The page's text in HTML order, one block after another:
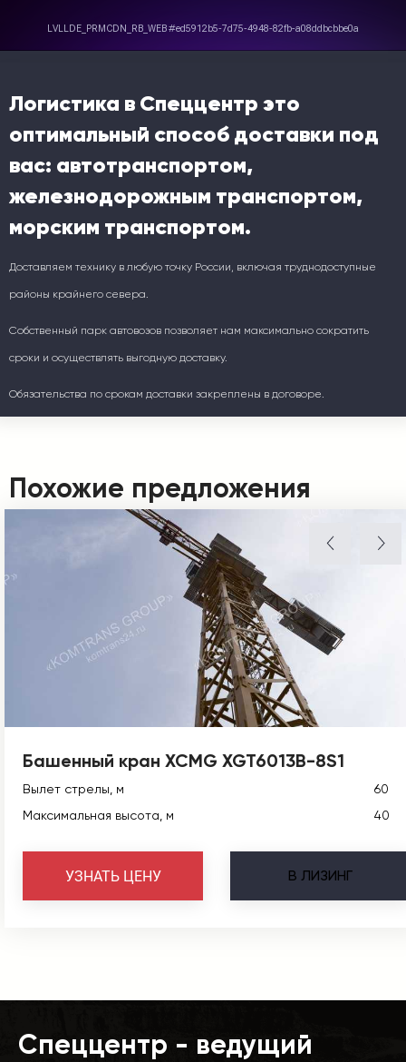
Логистика в Спеццентр это
оптимальный способ доставки под
вас: автотранспортом,
железнодорожным транспортом,
морским транспортом.
Доставляем технику в любую точку России, включая труднодоступные
районы крайнего севера.
Собственный парк автовозов позволяет нам максимально сократить
сроки и осуществлять выгодную доставку.
Обязательства по срокам доставки закреплены в договоре.
Похожие предложения
Башенный кран XCMG XGT6013B-8S1
Вылет стрелы, м
60
Максимальная высота, м
40
В ЛИЗИНГ
УЗНАТЬ ЦЕНУ
Спеццентр - ведущий